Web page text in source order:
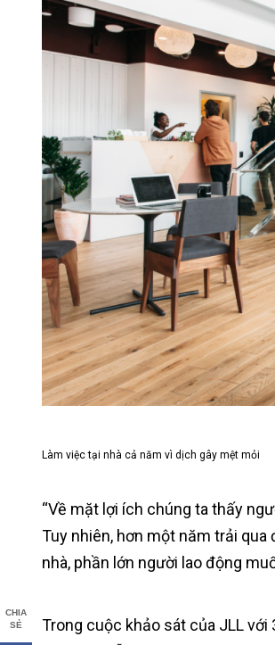
CHIA
SẺ
Làm việc tại nhà cả năm vì dịch gây mệt mỏi
“Về mặt lợi ích chúng ta thấy
Tuy nhiên, hơn một năm trải qua
nhà, phần lớn người lao động
Trong cuộc khảo sát của JLL